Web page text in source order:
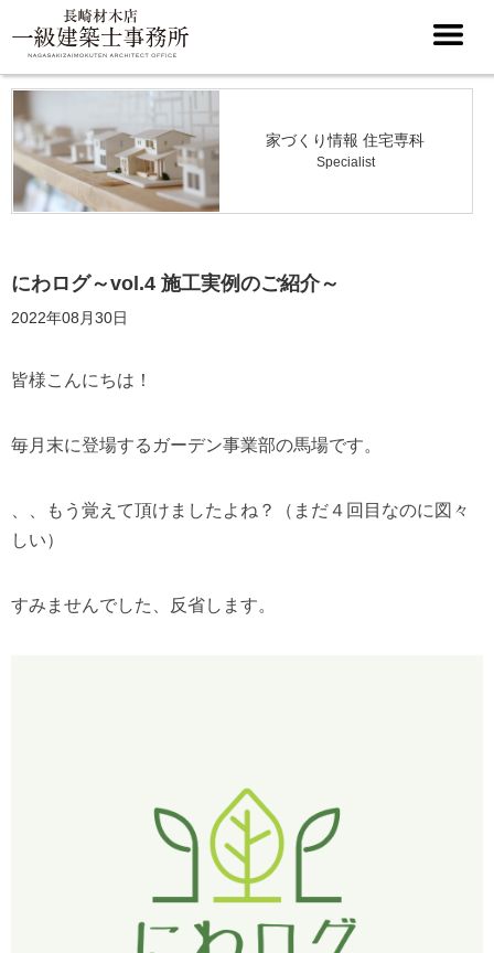
家づくり情報 住宅専科
Specialist
にわログ～vol.4 施工実例のご紹介～
2022年08月30日
皆様こんにちは！
毎月末に登場するガーデン事業部の馬場です。
、、もう覚えて頂けましたよね？（まだ４回目なのに図々
しい）
すみませんでした、反省します。